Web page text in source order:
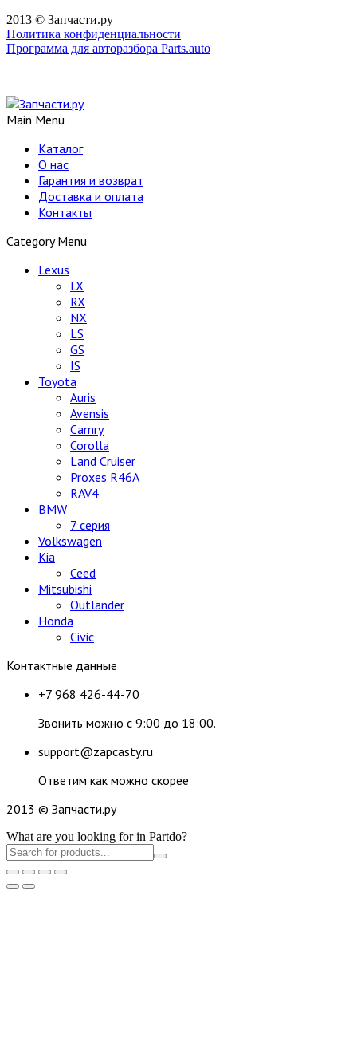
2013 © Запчасти.ру
Политика конфиденциальности
Программа для авторазбора Parts.auto
Main Menu
Каталог
О нас
Гарантия и возврат
Доставка и оплата
Контакты
Category Menu
Lexus
LX
RX
NX
LS
GS
IS
Toyota
Auris
Avensis
Camry
Corolla
Land Cruiser
Proxes R46A
RAV4
BMW
7 серия
Volkswagen
Kia
Ceed
Mitsubishi
Outlander
Honda
Civic
Контактные данные
+7 968 426-44-70
Звонить можно с 9:00 до 18:00.
support@zapcasty.ru
Ответим как можно скорее
2013 © Запчасти.ру
What are you looking for in Partdo?